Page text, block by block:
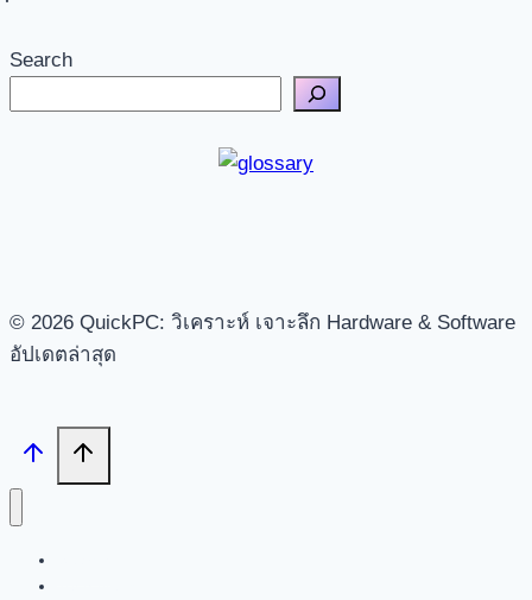
Search
© 2026 QuickPC: วิเคราะห์ เจาะลึก Hardware & Software
อัปเดตล่าสุด